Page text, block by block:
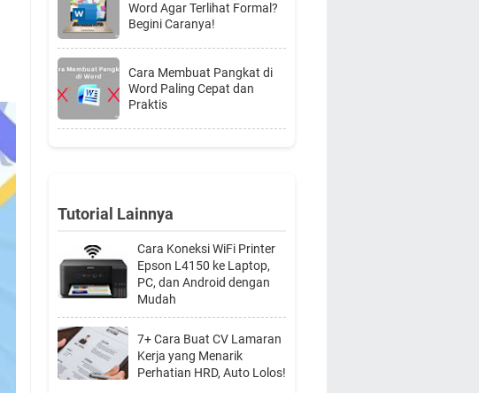
Word Agar Terlihat Formal?
Begini Caranya!
Cara Membuat Pangkat di
Word Paling Cepat dan
Praktis
Tutorial Lainnya
Cara Koneksi WiFi Printer
Epson L4150 ke Laptop,
PC, dan Android dengan
Mudah
7+ Cara Buat CV Lamaran
Kerja yang Menarik
Perhatian HRD, Auto Lolos!